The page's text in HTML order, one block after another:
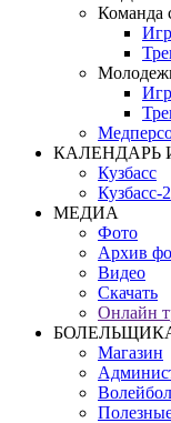
Команда
КАЛЕНДАРЬ
Кузбасс
Кузбасс-2
МЕДИА
Фото
Архив
Видео
Скачать
Онлайн
Магазин